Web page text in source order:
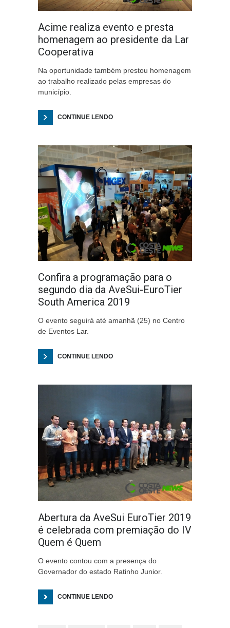
Acime realiza evento e presta
homenagem ao presidente da Lar
Cooperativa
Na oportunidade também prestou homenagem
ao trabalho realizado pelas empresas do
município.
CONTINUE LENDO
Confira a programação para o
segundo dia da AveSui-EuroTier
South America 2019
O evento seguirá até amanhã (25) no Centro
de Eventos Lar.
CONTINUE LENDO
Abertura da AveSui EuroTier 2019
é celebrada com premiação do IV
Quem é Quem
O evento contou com a presença do
Governador do estado Ratinho Junior.
CONTINUE LENDO